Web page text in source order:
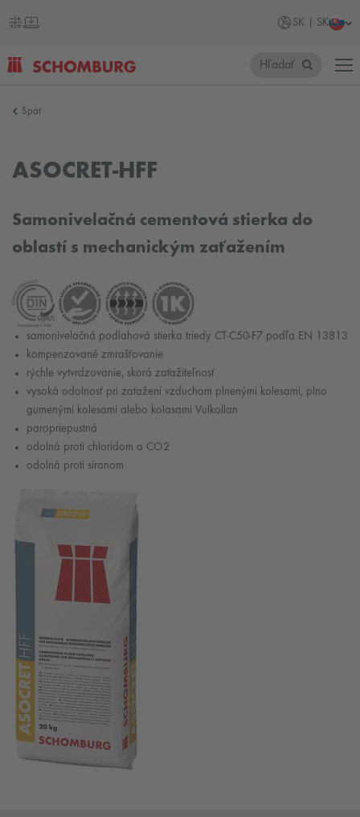
SK | SK
Hľadať
Späť
ASOCRET-HFF
Samonivelačná cementová stierka do
oblastí s mechanickým zaťažením
samonivelačná podlahová stierka triedy CT-C50-F7 podľa EN 13813
kompenzované zmrašťovanie
rýchle vytvrdzovanie, skorá zaťažiteľnosť
vysoká odolnosť pri zaťažení vzduchom plnenými kolesami, plno
gumenýmí kolesami alebo kolasami Vulkollan
paropriepustná
odolná proti chloridom a CO2
odolná proti síranom